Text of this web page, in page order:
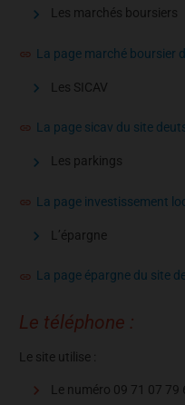
Les marchés boursiers
La page marché boursier
Les SICAV
La page sicav du site
Les parkings
La page investissement
L’épargne
La page épargne du site
Le téléphone :
Le site utilise :
Le numéro 09 71 07 79